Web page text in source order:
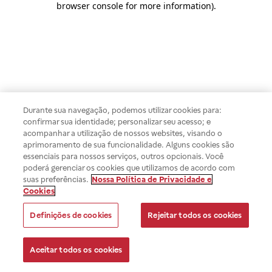
browser console for more information).
Durante sua navegação, podemos utilizar cookies para:
confirmar sua identidade; personalizar seu acesso; e
acompanhar a utilização de nossos websites, visando o
aprimoramento de sua funcionalidade. Alguns cookies são
essenciais para nossos serviços, outros opcionais. Você
poderá gerenciar os cookies que utilizamos de acordo com
suas preferências. Nossa Política de Privacidade e
Cookies
Definições de cookies Rejeitar todos os cookies
Aceitar todos os cookies